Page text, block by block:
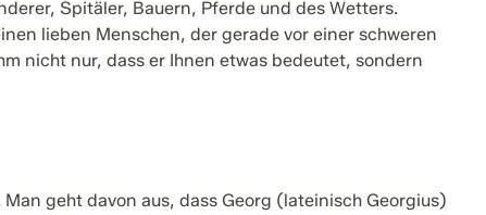
Spitäler, Bauern, Pferde und des Wetters.
lieben Menschen, der gerade vor einer schweren
nicht nur, dass er Ihnen etwas bedeutet, sondern
geht davon aus, dass Georg (lateinisch Georgius)